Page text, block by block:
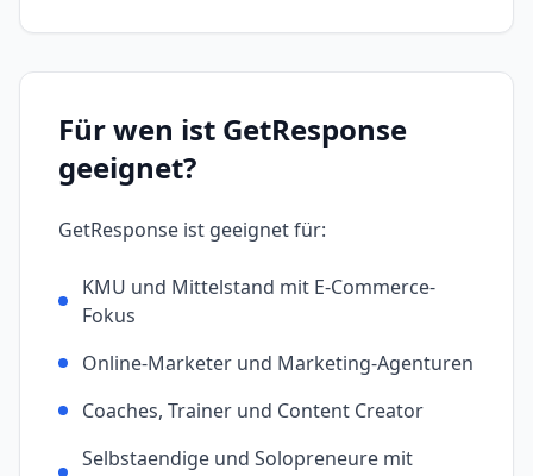
Für wen ist GetResponse
geeignet?
GetResponse ist geeignet für:
KMU und Mittelstand mit E-Commerce-
Fokus
Online-Marketer und Marketing-Agenturen
Coaches, Trainer und Content Creator
Selbstaendige und Solopreneure mit